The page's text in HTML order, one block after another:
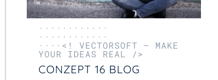
············
············
····<! VECTORSOFT – MAKE
YOUR IDEAS REAL />
CONZEPT 16 BLOG